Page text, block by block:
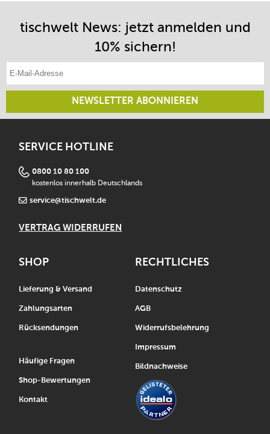
tischwelt News: jetzt anmelden und
10% sichern!
E-Mail-Adresse eintragen
NEWSLETTER ABONNIEREN
SERVICE HOTLINE
0800 10 80 100
kostenlos innerhalb Deutschlands
service@tischwelt.de
VERTRAG WIDERRUFEN
SHOP
Lieferung & Versand
Zahlungsarten
Rücksendungen
Häufige Fragen
Shop-Bewertungen
Kontakt
RECHTLICHES
Datenschutz
AGB
Widerrufsbelehrung
Impressum
Bildnachweise